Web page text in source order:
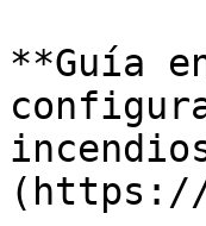
**Guía
(https://